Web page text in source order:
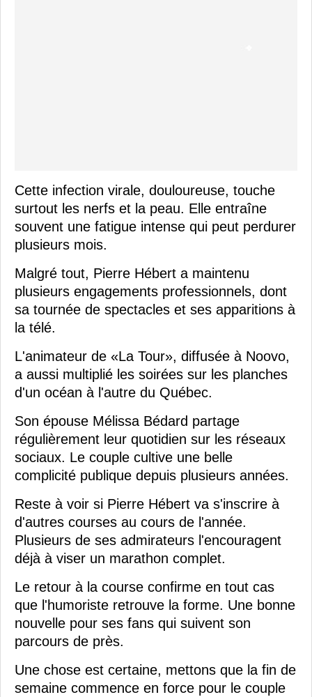
Cette infection virale, douloureuse, touche
surtout les nerfs et la peau. Elle entraîne
souvent une fatigue intense qui peut perdurer
plusieurs mois.
Malgré tout, Pierre Hébert a maintenu
plusieurs engagements professionnels, dont
sa tournée de spectacles et ses apparitions à
la télé.
L'animateur de «La Tour», diffusée à Noovo,
a aussi multiplié les soirées sur les planches
d'un océan à l'autre du Québec.
Son épouse Mélissa Bédard partage
régulièrement leur quotidien sur les réseaux
sociaux. Le couple cultive une belle
complicité publique depuis plusieurs années.
Reste à voir si Pierre Hébert va s'inscrire à
d'autres courses au cours de l'année.
Plusieurs de ses admirateurs l'encouragent
déjà à viser un marathon complet.
Le retour à la course confirme en tout cas
que l'humoriste retrouve la forme. Une bonne
nouvelle pour ses fans qui suivent son
parcours de près.
Une chose est certaine, mettons que la fin de
semaine commence en force pour le couple